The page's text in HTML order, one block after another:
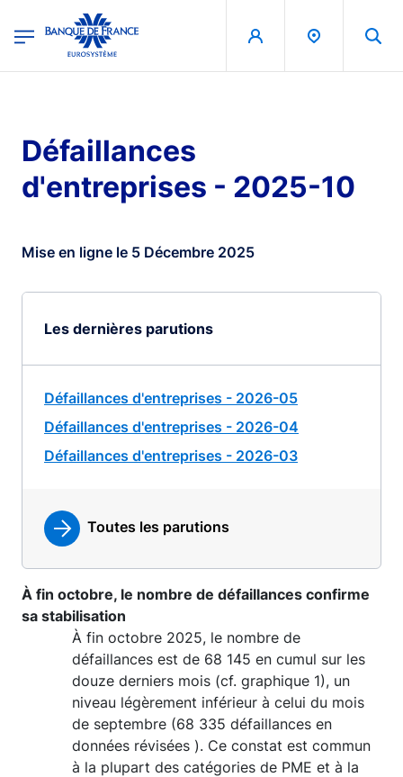
Banque de France - Menu Principal
Défaillances
d'entreprises - 2025-10
Mise en ligne le 5 Décembre 2025
Les dernières parutions
Défaillances d'entreprises - 2026-05
Défaillances d'entreprises - 2026-04
Défaillances d'entreprises - 2026-03
Toutes les parutions
À fin octobre, le nombre de défaillances confirme
sa stabilisation
À fin octobre 2025, le nombre de
défaillances est de 68 145 en cumul sur les
douze derniers mois (cf. graphique 1), un
niveau légèrement inférieur à celui du mois
de septembre (68 335 défaillances en
données révisées ). Ce constat est commun
à la plupart des catégories de PME et à la